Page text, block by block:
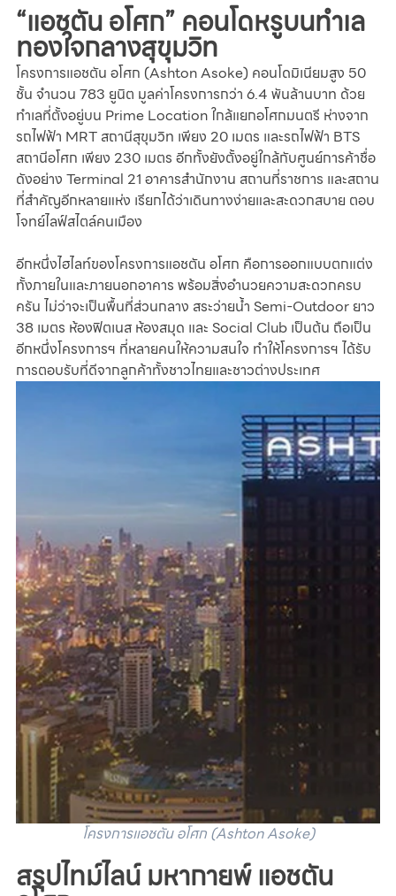
“แอชตัน อโศก” คอนโดหรูบนทำเล
ทองใจกลางสุขุมวิท
โครงการแอชตัน อโศก (Ashton Asoke) คอนโดมิเนียมสูง 50
ชั้น จำนวน 783 ยูนิต มูลค่าโครงการกว่า 6.4 พันล้านบาท ด้วย
ทำเลที่ตั้งอยู่บน Prime Location ใกล้แยกอโศกมนตรี ห่างจาก
รถไฟฟ้า MRT สถานีสุขุมวิท เพียง 20 เมตร และรถไฟฟ้า BTS
สถานีอโศก เพียง 230 เมตร อีกทั้งยังตั้งอยู่ใกล้กับศูนย์การค้าชื่อ
ดังอย่าง Terminal 21 อาคารสำนักงาน สถานที่ราชการ และสถาน
ที่สำคัญอีกหลายแห่ง เรียกได้ว่าเดินทางง่ายและสะดวกสบาย ตอบ
โจทย์ไลฟ์สไตล์คนเมือง
อีกหนึ่งไฮไลท์ของโครงการแอชตัน อโศก คือการออกแบบตกแต่ง
ทั้งภายในและภายนอกอาคาร พร้อมสิ่งอำนวยความสะดวกครบ
ครัน ไม่ว่าจะเป็นพื้นที่ส่วนกลาง สระว่ายน้ำ Semi-Outdoor ยาว
38 เมตร ห้องฟิตเนส ห้องสมุด และ Social Club เป็นต้น ถือเป็น
อีกหนึ่งโครงการฯ ที่หลายคนให้ความสนใจ ทำให้โครงการฯ ได้รับ
การตอบรับที่ดีจากลูกค้าทั้งชาวไทยและชาวต่างประเทศ
โครงการแอชตัน อโศก (Ashton Asoke)
สรุปไทม์ไลน์ มหากายพ์ แอชตัน